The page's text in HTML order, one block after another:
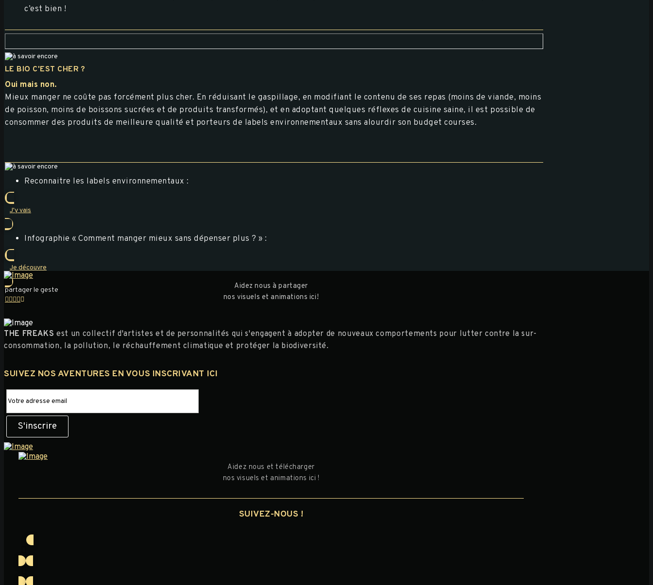
c’est bien !
LE BIO C'EST CHER ?
Oui mais non.
Mieux manger ne coûte pas forcément plus cher. En réduisant le gaspillage, en modifiant le contenu de ses repas (moins de viande, moins
de poisson, moins de boissons sucrées et de produits transformés), et en adoptant quelques réflexes de cuisine saine, il est possible de
consommer des produits de meilleure qualité et porteurs de labels environnementaux sans alourdir son budget courses.
Reconnaitre les labels environnementaux :
J'y vais
Infographie « Comment manger mieux sans dépenser plus ? » :
Je découvre
partager le geste
Aidez nous à partager
nos visuels et animations ici!
THE FREAKS est un collectif d'artistes et de personnalités qui s'engagent à adopter de nouveaux comportements pour lutter contre la sur-
consommation, la pollution, le réchauffement climatique et protéger la biodiversité.
SUIVEZ NOS AVENTURES EN VOUS INSCRIVANT ICI
Aidez nous et télécharger
nos visuels et animations ici !
SUIVEZ-NOUS !